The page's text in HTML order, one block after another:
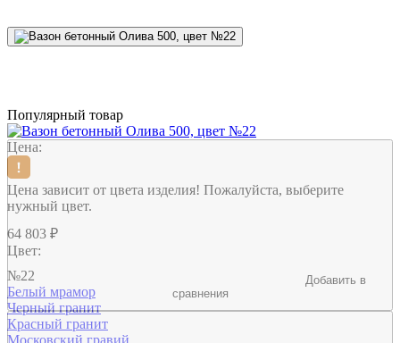
Популярный товар
Добавить в
сравнения
Цена:
Цена зависит от цвета изделия! Пожалуйста, выберите
нужный цвет.
64 803 ₽
Цвет:
№22
Белый мрамор
Черный гранит
Красный гранит
Московский гравий